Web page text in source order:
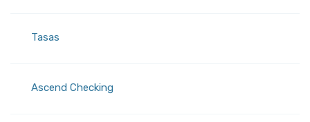
Tasas
Ascend Checking